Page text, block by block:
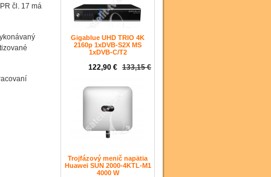
čl. 17 má
Gigablue UHD TRIO 4K
2160p 1xDVB-S2X MS
1xDVB-C/T2
122,90 € 133,15 €
Trojfázový menič napätia
Huawei SUN 2000-4KTL-M1
4000 W